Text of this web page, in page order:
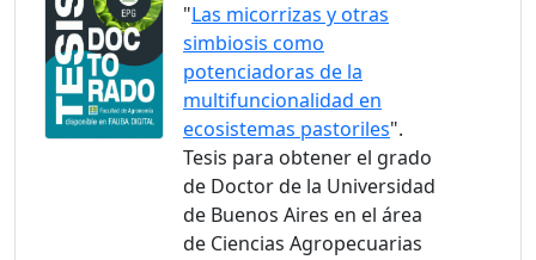
"Las micorrizas y otras
simbiosis como
potenciadoras de la
multifuncionalidad en
ecosistemas pastoriles".
Tesis para obtener el grado
de Doctor de la Universidad
de Buenos Aires en el área
de Ciencias Agropecuarias